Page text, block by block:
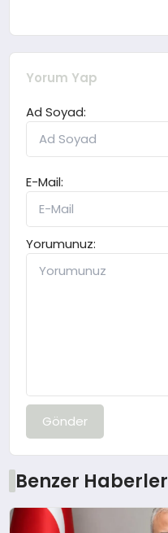
Yorum Yap
Ad Soyad:
E-Mail:
Yorumunuz:
Gönder
Benzer Haberler